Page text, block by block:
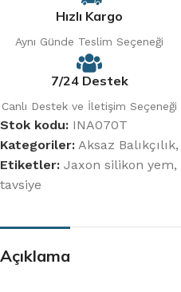
Hızlı Kargo
Aynı Günde Teslim Seçeneği
7/24 Destek
Canlı Destek ve İletişim Seçeneği
Stok kodu: INA070T
Kategoriler: Aksaz Balıkçılık,
Etiketler: Jaxon silikon yem,
tavsiye
Açıklama